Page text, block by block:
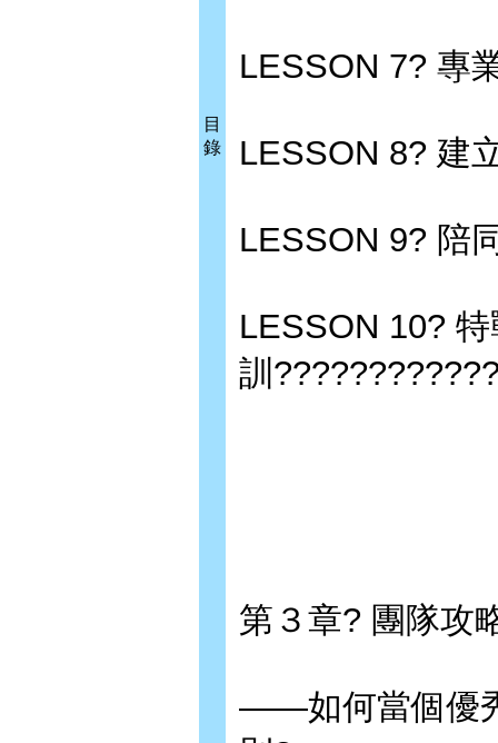
目
錄
LESSON 7? 專
LESSON 8? 建
LESSON 9? 陪
LESSON 10?
訓
第３章? 團隊攻
——如何當個優